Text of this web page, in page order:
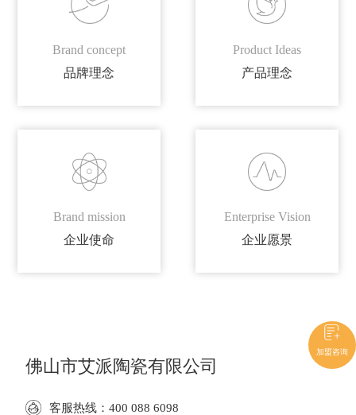
Brand concept
品牌理念
Product Ideas
产品理念
Brand mission
企业使命
Enterprise Vision
企业愿景
佛山市艾派陶瓷有限公司
客服热线：400 088 6098
加盟咨询